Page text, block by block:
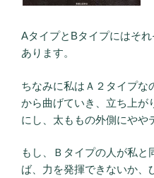
AタイプとBタイプにはそ
あります。
ちなみに私はＡ２タイプな
から曲げていき、立ち上が
にし、太ももの外側にやや
もし、Ｂタイプの人が私と
ば、力を発揮できないか、